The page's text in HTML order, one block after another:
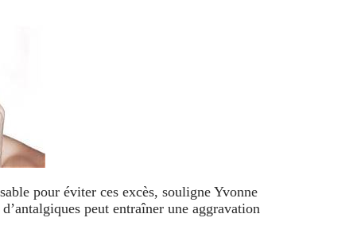
pour éviter ces excès, souligne Yvonne
peut entraîner une aggravation